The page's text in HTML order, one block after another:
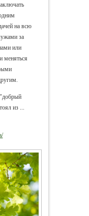
на всю
за
или
меняться
из ...